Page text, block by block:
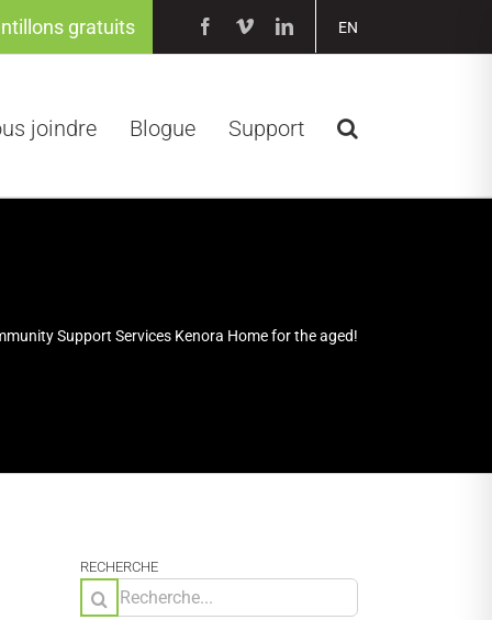
EN
Facebook
VimeoLinkedIn
gratuits
joindre Blogue Support
Support Services Kenora Home for the aged!
RECHERCHE
Rechercher: